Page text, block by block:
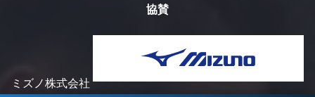
協賛
ミズノ株式会社